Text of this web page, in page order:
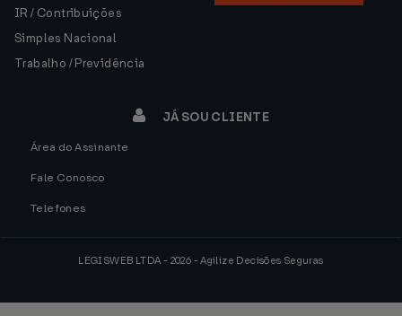
IR / Contribuições
Simples Nacional
Trabalho / Previdência
JÁ SOU CLIENTE
Área do Assinante
Fale Conosco
Telefones
LEGISWEB LTDA - 2026 - Agilize Decisões Seguras